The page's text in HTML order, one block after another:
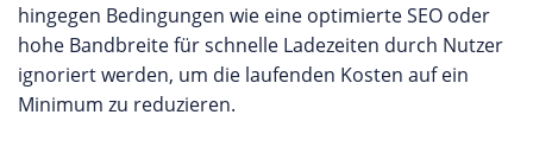
hingegen Bedingungen wie eine optimierte SEO oder
hohe Bandbreite für schnelle Ladezeiten durch Nutzer
ignoriert werden, um die laufenden Kosten auf ein
Minimum zu reduzieren.